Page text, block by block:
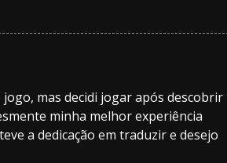
mas decidi jogar após descobrir
minha melhor experiência
a dedicação em traduzir e desejo